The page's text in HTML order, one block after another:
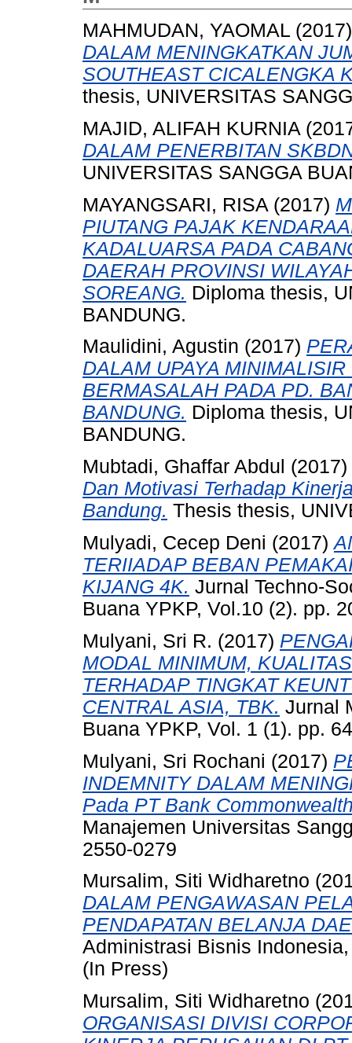
MAHMUDAN, YAOMAL
DALAM MENINGKATKAN
SOUTHEAST CICALENGKA
thesis, UNIVERSITAS
MAJID, ALIFAH KURNIA
DALAM PENERBITAN
UNIVERSITAS SANGGA
MAYANGSARI, RISA (2017)
PIUTANG PAJAK
KADALUARSA PADA
DAERAH PROVINSI
SOREANG. Diploma thesis,
BANDUNG.
Maulidini, Agustin (2017)
DALAM UPAYA
BERMASALAH PADA PD.
BANDUNG. Diploma thesis,
BANDUNG.
Mubtadi, Ghaffar Abdul (2017)
Dan Motivasi Terhadap
Bandung. Thesis thesis,
Mulyadi, Cecep Deni (2017)
TERIIADAP BEBAN
KIJANG 4K. Jurnal Techno-
Buana YPKP, Vol.10 (2). pp.
Mulyani, Sri R. (2017)
MODAL MINIMUM,
TERHADAP TINGKAT
CENTRAL ASIA, TBK. Jurnal
Buana YPKP, Vol. 1 (1). pp.
Mulyani, Sri Rochani (2017)
INDEMNITY DALAM
Pada PT Bank
Manajemen Universitas
2550-0279
Mursalim, Siti Widharetno
DALAM PENGAWASAN
PENDAPATAN BELANJA
Administrasi Bisnis
(In Press)
Mursalim, Siti Widharetno
ORGANISASI DIVISI